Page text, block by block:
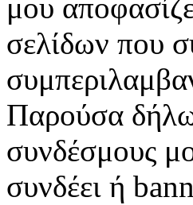
μου
σελίδων που
Παρούσα
συνδέσμους
συνδέει ή